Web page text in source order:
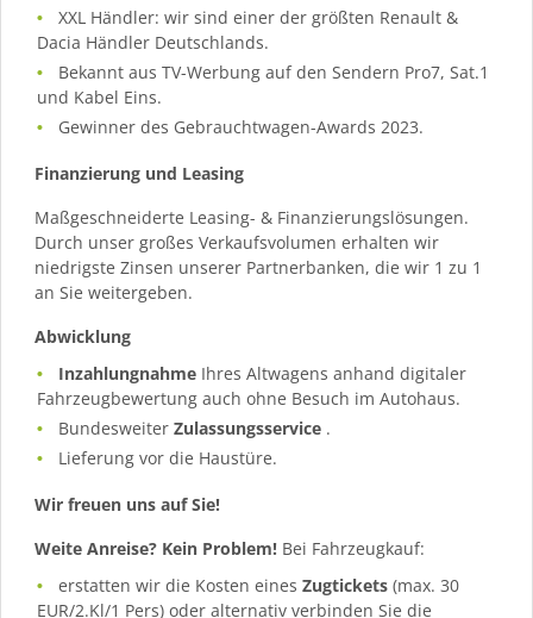
XXL Händler: wir sind einer der größten Renault &
Dacia Händler Deutschlands.
Bekannt aus TV-Werbung auf den Sendern Pro7, Sat.1
und Kabel Eins.
Gewinner des Gebrauchtwagen-Awards 2023.
Finanzierung und Leasing
Maßgeschneiderte Leasing- & Finanzierungslösungen.
Durch unser großes Verkaufsvolumen erhalten wir
niedrigste Zinsen unserer Partnerbanken, die wir 1 zu 1
an Sie weitergeben.
Abwicklung
Inzahlungnahme Ihres Altwagens anhand digitaler
Fahrzeugbewertung auch ohne Besuch im Autohaus.
BundesweiterZulassungsservice .
Lieferung vor die Haustüre.
Wir freuen uns auf Sie!
Weite Anreise? Kein Problem! Bei Fahrzeugkauf:
erstatten wir die Kosten einesZugtickets (max. 30
EUR/2.Kl/1 Pers) oder alternativ verbinden Sie die